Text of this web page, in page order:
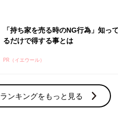
「持ち家を売る時のNG行為」知って
るだけで得する事とは
PR（イエウール）
ランキングをもっと見る